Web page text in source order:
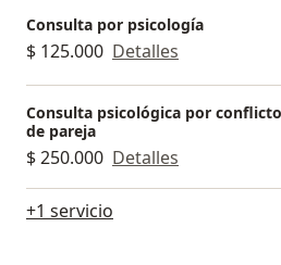
Consulta por psicología
$ 125.000 Detalles
Consulta psicológica por
de pareja
$ 250.000 Detalles
+1 servicio